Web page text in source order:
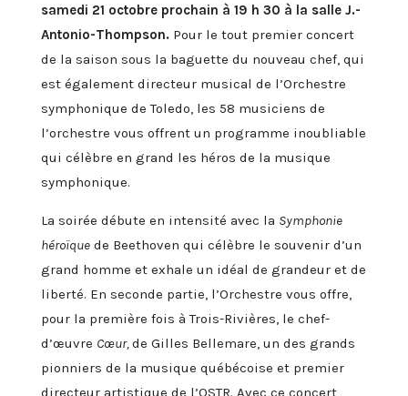
samedi 21 octobre prochain à 19 h 30 à la salle J.-
Antonio-Thompson. Pour le tout premier concert
de la saison sous la baguette du nouveau chef, qui
est également directeur musical de l’Orchestre
symphonique de Toledo, les 58 musiciens de
l’orchestre vous offrent un programme inoubliable
qui célèbre en grand les héros de la musique
symphonique.
La soirée débute en intensité avec la Symphonie
héroïquede Beethoven qui célèbre le souvenir d’un
grand homme et exhale un idéal de grandeur et de
liberté. En seconde partie, l’Orchestre vous offre,
pour la première fois à Trois-Rivières, le chef-
d’œuvre Cœur,de Gilles Bellemare, un des grands
pionniers de la musique québécoise et premier
directeur artistique de l’OSTR. Avec ce concert,